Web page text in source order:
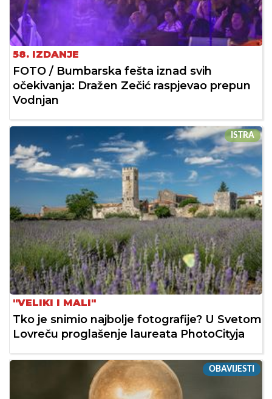
58. IZDANJE
FOTO / Bumbarska fešta iznad svih
očekivanja: Dražen Zečić raspjevao prepun
Vodnjan
ISTRA
"VELIKI I MALI"
Tko je snimio najbolje fotografije? U Svetom
Lovreču proglašenje laureata PhotoCityja
OBAVIJESTI